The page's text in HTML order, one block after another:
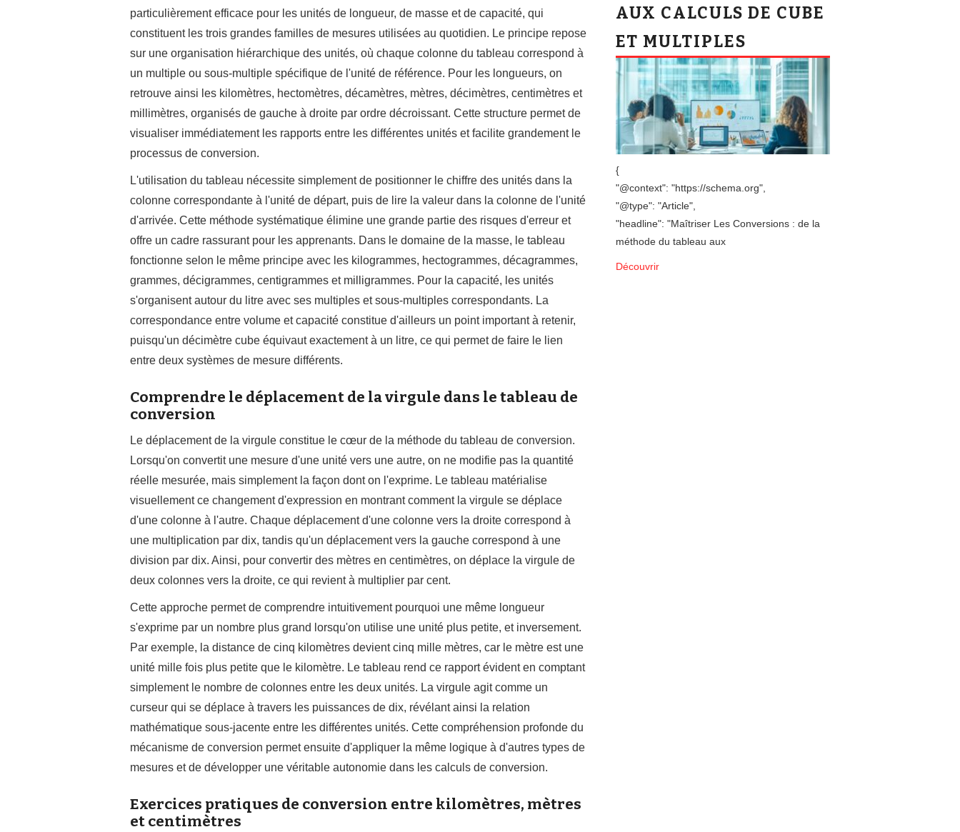
particulièrement efficace pour les unités de longueur, de masse et de capacité, qui
constituent les trois grandes familles de mesures utilisées au quotidien. Le principe repose
sur une organisation hiérarchique des unités, où chaque colonne du tableau correspond à
un multiple ou sous-multiple spécifique de l'unité de référence. Pour les longueurs, on
retrouve ainsi les kilomètres, hectomètres, décamètres, mètres, décimètres, centimètres et
millimètres, organisés de gauche à droite par ordre décroissant. Cette structure permet de
visualiser immédiatement les rapports entre les différentes unités et facilite grandement le
processus de conversion.
L'utilisation du tableau nécessite simplement de positionner le chiffre des unités dans la
colonne correspondante à l'unité de départ, puis de lire la valeur dans la colonne de l'unité
d'arrivée. Cette méthode systématique élimine une grande partie des risques d'erreur et
offre un cadre rassurant pour les apprenants. Dans le domaine de la masse, le tableau
fonctionne selon le même principe avec les kilogrammes, hectogrammes, décagrammes,
grammes, décigrammes, centigrammes et milligrammes. Pour la capacité, les unités
s'organisent autour du litre avec ses multiples et sous-multiples correspondants. La
correspondance entre volume et capacité constitue d'ailleurs un point important à retenir,
puisqu'un décimètre cube équivaut exactement à un litre, ce qui permet de faire le lien
entre deux systèmes de mesure différents.
Comprendre le déplacement de la virgule dans le tableau de
conversion
Le déplacement de la virgule constitue le cœur de la méthode du tableau de conversion.
Lorsqu'on convertit une mesure d'une unité vers une autre, on ne modifie pas la quantité
réelle mesurée, mais simplement la façon dont on l'exprime. Le tableau matérialise
visuellement ce changement d'expression en montrant comment la virgule se déplace
d'une colonne à l'autre. Chaque déplacement d'une colonne vers la droite correspond à
une multiplication par dix, tandis qu'un déplacement vers la gauche correspond à une
division par dix. Ainsi, pour convertir des mètres en centimètres, on déplace la virgule de
deux colonnes vers la droite, ce qui revient à multiplier par cent.
Cette approche permet de comprendre intuitivement pourquoi une même longueur
s'exprime par un nombre plus grand lorsqu'on utilise une unité plus petite, et inversement.
Par exemple, la distance de cinq kilomètres devient cinq mille mètres, car le mètre est une
unité mille fois plus petite que le kilomètre. Le tableau rend ce rapport évident en comptant
simplement le nombre de colonnes entre les deux unités. La virgule agit comme un
curseur qui se déplace à travers les puissances de dix, révélant ainsi la relation
mathématique sous-jacente entre les différentes unités. Cette compréhension profonde du
mécanisme de conversion permet ensuite d'appliquer la même logique à d'autres types de
mesures et de développer une véritable autonomie dans les calculs de conversion.
Exercices pratiques de conversion entre kilomètres, mètres
et centimètres
AUX CALCULS DE CUBE
ET MULTIPLES
{
"@context": "https://schema.org",
"@type": "Article",
"headline": "Maîtriser Les Conversions : de la
méthode du tableau aux
Découvrir